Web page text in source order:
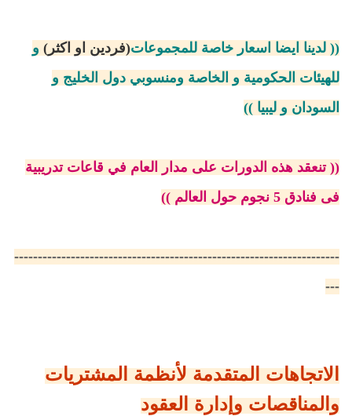
(( لدينا ايضا اسعار خاصة للمجموعات(فردين او اكثر) و
للهيئات الحكومية و الخاصة ومنسوبي دول الخليج و
السودان و ليبيا ))
(( تنعقد هذه الدورات على مدار العام في قاعات تدريبية
فى فنادق 5 نجوم حول العالم ))
---------------------------------------------------------------------
---
الاتجاهات المتقدمة لأنظمة المشتريات
والمناقصات وإدارة العقود